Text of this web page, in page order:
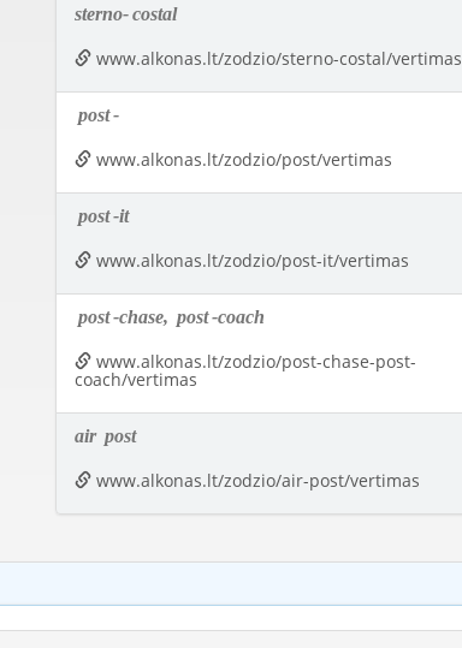
sterno-costal
www.alkonas.lt/zodzio/sterno-costal/vertimas
post-
www.alkonas.lt/zodzio/post/vertimas
post-it
www.alkonas.lt/zodzio/post-it/vertimas
post-chase, post-coach
www.alkonas.lt/zodzio/post-chase-post-
coach/vertimas
air post
www.alkonas.lt/zodzio/air-post/vertimas